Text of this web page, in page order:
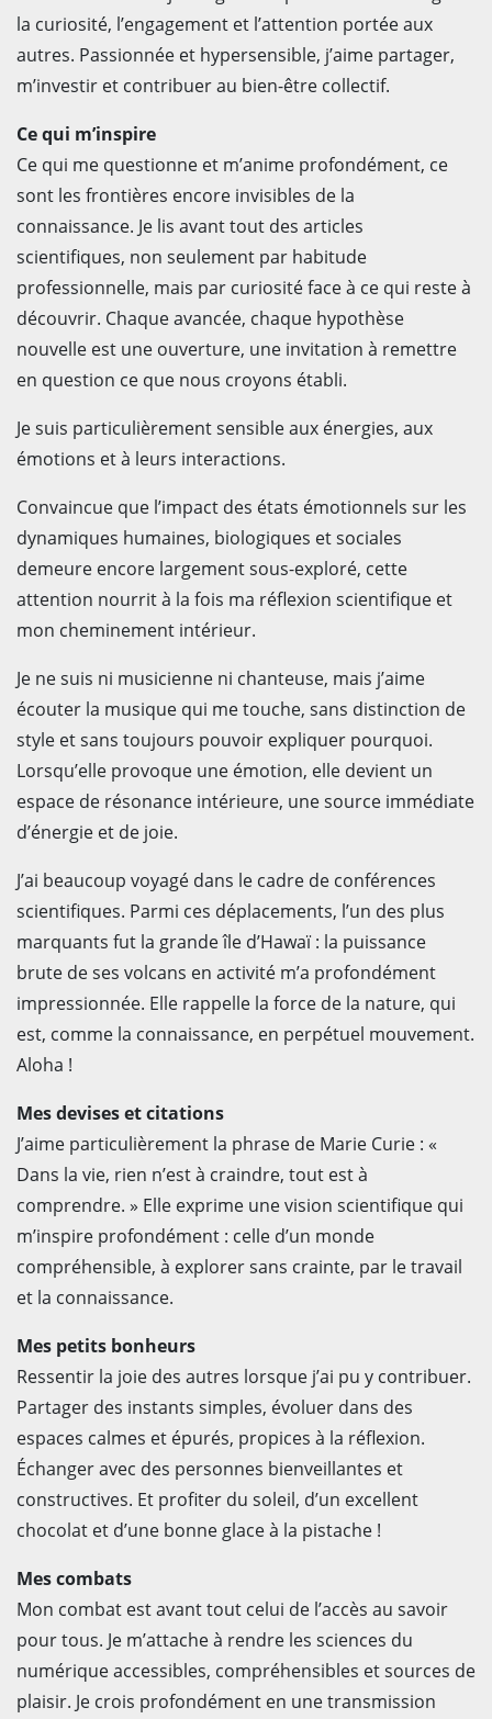
la curiosité, l’engagement et l’attention portée aux
autres. Passionnée et hypersensible, j’aime partager,
m’investir et contribuer au bien-être collectif.
Ce qui m’inspire
Ce qui me questionne et m’anime profondément, ce
sont les frontières encore invisibles de la
connaissance. Je lis avant tout des articles
scientifiques, non seulement par habitude
professionnelle, mais par curiosité face à ce qui reste à
découvrir. Chaque avancée, chaque hypothèse
nouvelle est une ouverture, une invitation à remettre
en question ce que nous croyons établi.
Je suis particulièrement sensible aux énergies, aux
émotions et à leurs interactions.
Convaincue que l’impact des états émotionnels sur les
dynamiques humaines, biologiques et sociales
demeure encore largement sous-exploré, cette
attention nourrit à la fois ma réflexion scientifique et
mon cheminement intérieur.
Je ne suis ni musicienne ni chanteuse, mais j’aime
écouter la musique qui me touche, sans distinction de
style et sans toujours pouvoir expliquer pourquoi.
Lorsqu’elle provoque une émotion, elle devient un
espace de résonance intérieure, une source immédiate
d’énergie et de joie.
J’ai beaucoup voyagé dans le cadre de conférences
scientifiques. Parmi ces déplacements, l’un des plus
marquants fut la grande île d’Hawaï : la puissance
brute de ses volcans en activité m’a profondément
impressionnée. Elle rappelle la force de la nature, qui
est, comme la connaissance, en perpétuel mouvement.
Aloha !
Mes devises et citations
J’aime particulièrement la phrase de Marie Curie : «
Dans la vie, rien n’est à craindre, tout est à
comprendre. » Elle exprime une vision scientifique qui
m’inspire profondément : celle d’un monde
compréhensible, à explorer sans crainte, par le travail
et la connaissance.
Mes petits bonheurs
Ressentir la joie des autres lorsque j’ai pu y contribuer.
Partager des instants simples, évoluer dans des
espaces calmes et épurés, propices à la réflexion.
Échanger avec des personnes bienveillantes et
constructives. Et profiter du soleil, d’un excellent
chocolat et d’une bonne glace à la pistache !
Mes combats
Mon combat est avant tout celui de l’accès au savoir
pour tous. Je m’attache à rendre les sciences du
numérique accessibles, compréhensibles et sources de
plaisir. Je crois profondément en une transmission